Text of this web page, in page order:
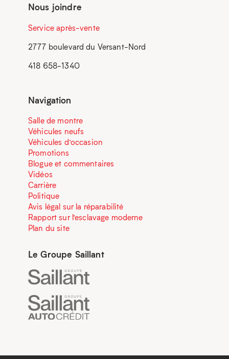
Nous joindre
Service après-vente
2777 boulevard du Versant-Nord
418 658-1340
Navigation
Salle de montre
Véhicules neufs
Véhicules d’occasion
Promotions
Blogue et commentaires
Vidéos
Carrière
Politique
Avis légal sur la réparabilité
Rapport sur l’esclavage moderne
Plan du site
Le Groupe Saillant